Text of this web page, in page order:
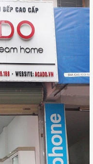
gia chủ sử dụng
Bên cạnh đó,
trọng giúp tạo
căn bếp.
hảo cho căn